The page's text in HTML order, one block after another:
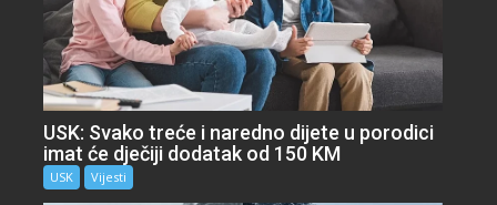
USK: Svako treće i naredno dijete u porodici
imat će dječiji dodatak od 150 KM
USK Vijesti